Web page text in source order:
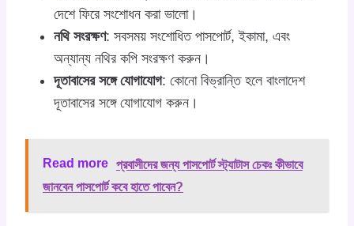
দেশে ফিরে সংশোধন করা ভালো।
নথি সংরক্ষণ: সবসময় সংশোধিত পাসপোর্ট, ইকামা, এবং
অন্যান্য নথির কপি সংরক্ষণ করুন।
দূতাবাসের সঙ্গে যোগাযোগ: কোনো বিভ্রান্তি হলে বাংলাদেশ
দূতাবাসের সঙ্গে যোগাযোগ করুন।
Read more প্রবাসীদের জন্য পাসপোর্ট স্ট্যাটাস চেকঃ কীভাবে
জানবেন পাসপোর্ট কবে হাতে পাবেন?